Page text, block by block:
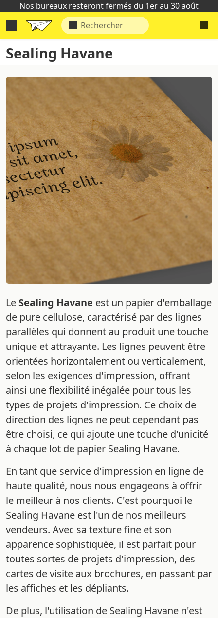
Nos bureaux resteront fermés du 1er au 30 août
Sealing Havane
Le Sealing Havane est un papier d'emballage
de pure cellulose, caractérisé par des lignes
parallèles qui donnent au produit une touche
unique et attrayante. Les lignes peuvent être
orientées horizontalement ou verticalement,
selon les exigences d'impression, offrant
ainsi une flexibilité inégalée pour tous les
types de projets d'impression. Ce choix de
direction des lignes ne peut cependant pas
être choisi, ce qui ajoute une touche d'unicité
à chaque lot de papier Sealing Havane.
En tant que service d'impression en ligne de
haute qualité, nous nous engageons à offrir
le meilleur à nos clients. C'est pourquoi le
Sealing Havane est l'un de nos meilleurs
vendeurs. Avec sa texture fine et son
apparence sophistiquée, il est parfait pour
toutes sortes de projets d'impression, des
cartes de visite aux brochures, en passant par
les affiches et les dépliants.
De plus, l'utilisation de Sealing Havane n'est